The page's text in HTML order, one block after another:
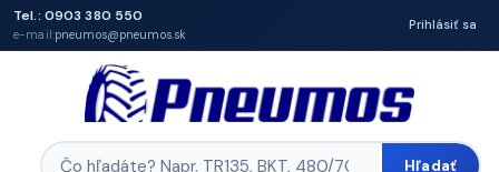
Tel.: 0903 380 550
e-mail:pneumos@pneumos.sk
Prihlásiť sa
Hľadať